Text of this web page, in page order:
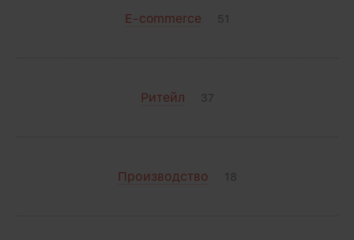
E-commerce 51
Ритейл 37
Производство 18